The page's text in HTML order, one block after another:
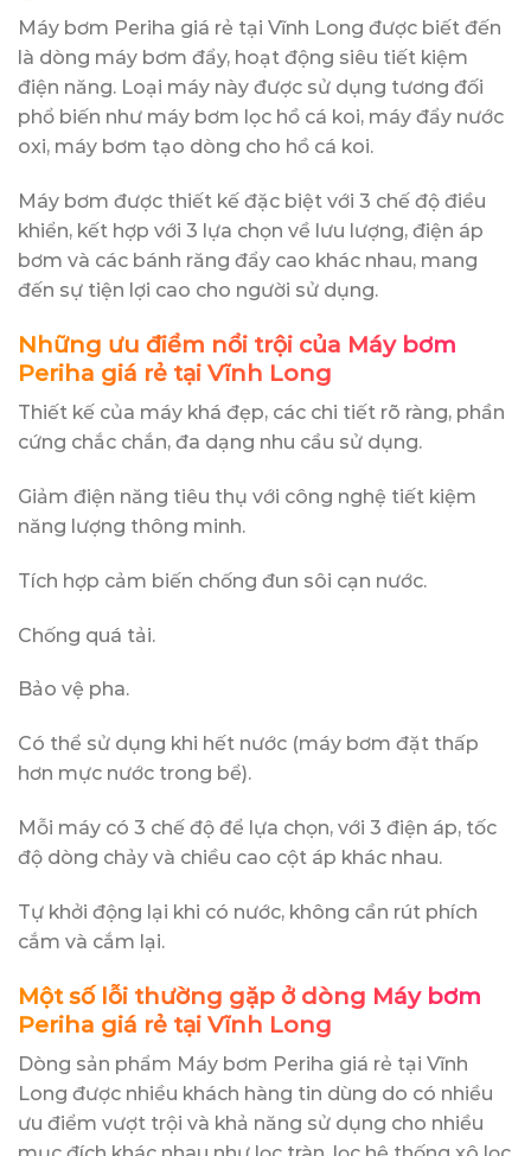
Máy bơm Periha giá rẻ tại Vĩnh Long được biết đến
là dòng máy bơm đẩy, hoạt động siêu tiết kiệm
điện năng. Loại máy này được sử dụng tương đối
phổ biến như máy bơm lọc hồ cá koi, máy đẩy nước
oxi, máy bơm tạo dòng cho hồ cá koi.
Máy bơm được thiết kế đặc biệt với 3 chế độ điều
khiển, kết hợp với 3 lựa chọn về lưu lượng, điện áp
bơm và các bánh răng đẩy cao khác nhau, mang
đến sự tiện lợi cao cho người sử dụng.
Những ưu điểm nổi trội của Máy bơm
Periha giá rẻ tại Vĩnh Long
Thiết kế của máy khá đẹp, các chi tiết rõ ràng, phần
cứng chắc chắn, đa dạng nhu cầu sử dụng.
Giảm điện năng tiêu thụ với công nghệ tiết kiệm
năng lượng thông minh.
Tích hợp cảm biến chống đun sôi cạn nước.
Chống quá tải.
Bảo vệ pha.
Có thể sử dụng khi hết nước (máy bơm đặt thấp
hơn mực nước trong bể).
Mỗi máy có 3 chế độ để lựa chọn, với 3 điện áp, tốc
độ dòng chảy và chiều cao cột áp khác nhau.
Tự khởi động lại khi có nước, không cần rút phích
cắm và cắm lại.
Một số lỗi thường gặp ở dòng Máy bơm
Periha giá rẻ tại Vĩnh Long
Dòng sản phẩm Máy bơm Periha giá rẻ tại Vĩnh
Long được nhiều khách hàng tin dùng do có nhiều
ưu điểm vượt trội và khả năng sử dụng cho nhiều